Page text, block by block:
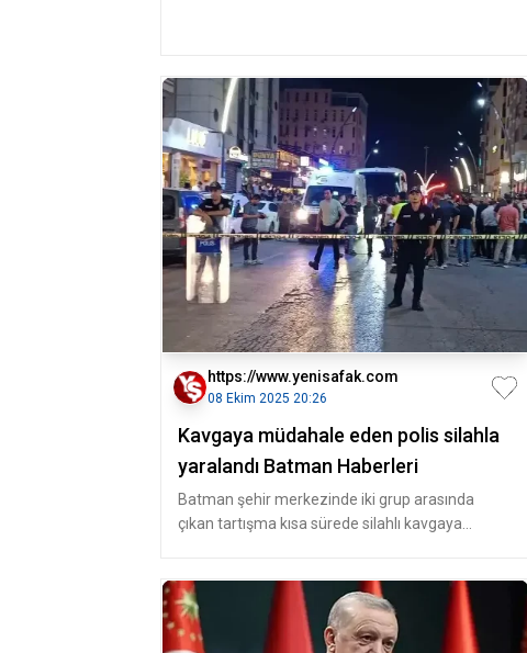
https://www.yenisafak.com
08 Ekim 2025 20:26
Kavgaya müdahale eden polis silahla
yaralandı Batman Haberleri
Batman şehir merkezinde iki grup arasında
çıkan tartışma kısa sürede silahlı kavgaya